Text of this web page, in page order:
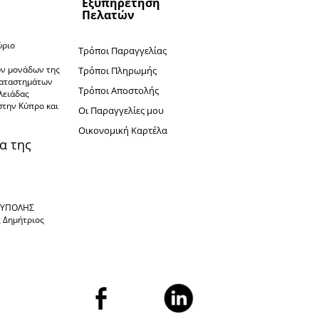
Εξυπηρέτηση
Πελατών
Τρόποι Παραγγελίας
Τρόποι Πληρωμής
Τρόποι Αποστολής
Oι Παραγγελίες μου
Oικονομική Καρτέλα
μονάδων της
Κύπρο και
της